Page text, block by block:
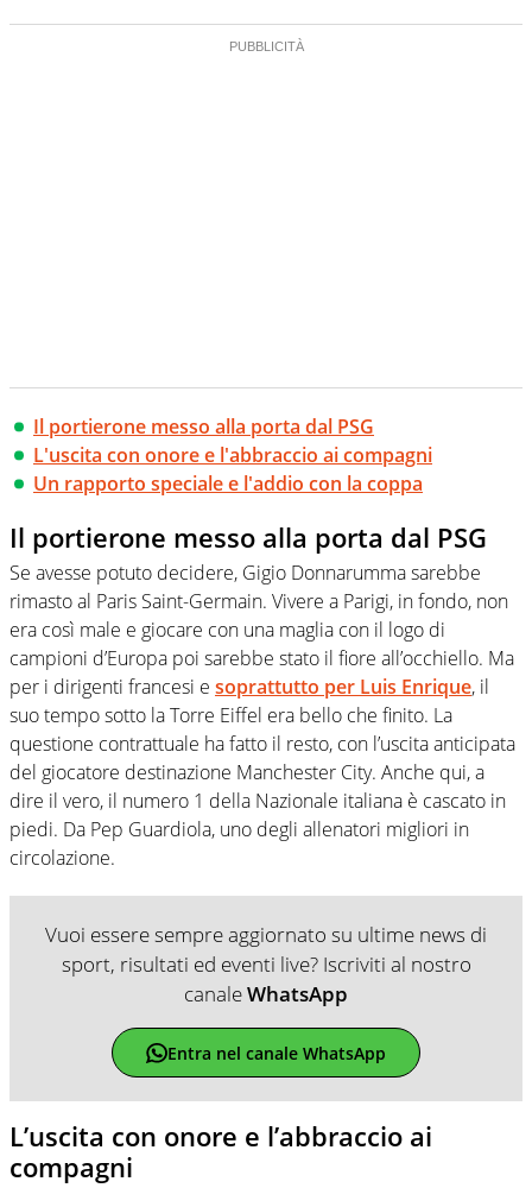
Il portierone messo alla porta dal PSG
L'uscita con onore e l'abbraccio ai compagni
Un rapporto speciale e l'addio con la coppa
Il portierone messo alla porta dal PSG
Se avesse potuto decidere, Gigio Donnarumma sarebbe
rimasto al Paris Saint-Germain. Vivere a Parigi, in fondo, non
era così male e giocare con una maglia con il logo di
campioni d’Europa poi sarebbe stato il fiore all’occhiello. Ma
per i dirigenti francesi e soprattutto per Luis Enrique, il
suo tempo sotto la Torre Eiffel era bello che finito. La
questione contrattuale ha fatto il resto, con l’uscita anticipata
del giocatore destinazione Manchester City. Anche qui, a
dire il vero, il numero 1 della Nazionale italiana è cascato in
piedi. Da Pep Guardiola, uno degli allenatori migliori in
circolazione.
Vuoi essere sempre aggiornato su ultime news di
sport, risultati ed eventi live? Iscriviti al nostro
canaleWhatsApp
Entra nel canale WhatsApp
L’uscita con onore e l’abbraccio ai
compagni